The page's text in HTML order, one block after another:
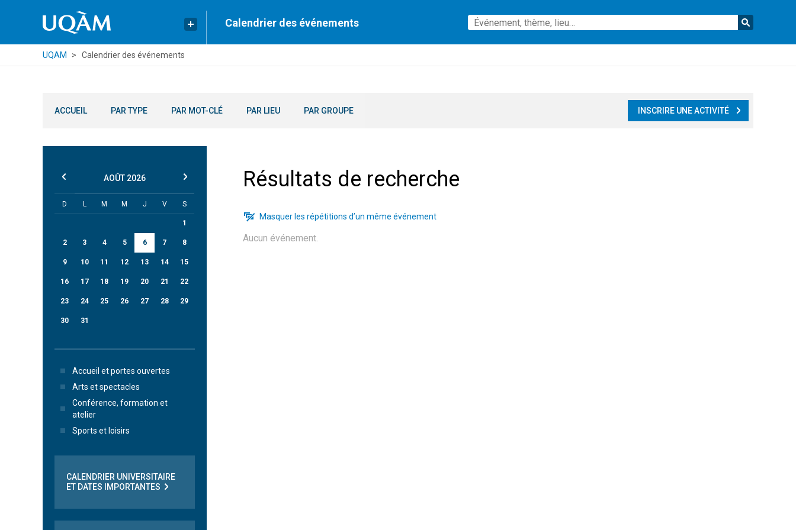
Calendrier des événements
UQAM Calendrier des événements
ACCUEIL PAR TYPE PAR MOT-CLÉ PAR LIEU PAR GROUPE INSCRIRE UNE ACTIVITÉ
Résultats de recherche
Masquer les répétitions d’un même événement
Aucun événement.
AOÛT 2026
D L M M J V S
1
2 3 4 5 6 7 8
9 10 11 12 13 14 15
16 17 18 19 20 21 22
23 24 25 26 27 28 29
30 31
Accueil et portes ouvertes
Arts et spectacles
Conférence, formation et
atelier
Sports et loisirs
CALENDRIER UNIVERSITAIRE
ET DATES IMPORTANTES